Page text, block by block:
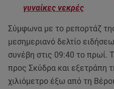
γυναίκες νεκρές
Σύμφωνα με το ρεπορτάζ
μεσημεριανό δελτίο
συνέβη στις 09:40 το πρωί.
προς Σκύδρα και εξετράπη
χιλιόμετρο έξω από τη